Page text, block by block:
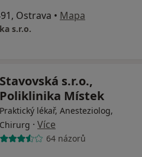
Ostrava • Mapa
s.r.o.
Stavovská s.r.o.,
Poliklinika Místek
Praktický lékař, Anesteziolog,
Chirurg · Více
64 názorů